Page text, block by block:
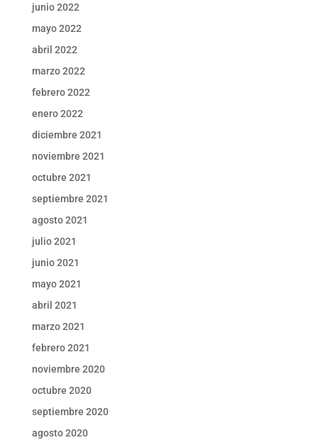
junio 2022
mayo 2022
abril 2022
marzo 2022
febrero 2022
enero 2022
diciembre 2021
noviembre 2021
octubre 2021
septiembre 2021
agosto 2021
julio 2021
junio 2021
mayo 2021
abril 2021
marzo 2021
febrero 2021
noviembre 2020
octubre 2020
septiembre 2020
agosto 2020